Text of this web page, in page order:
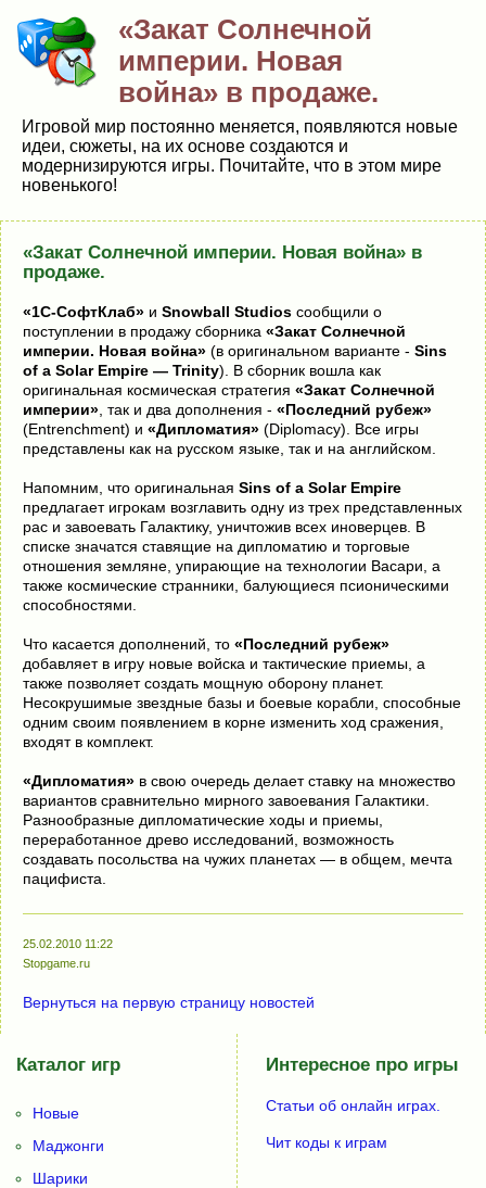
«Закат Солнечной
империи. Новая
война» в продаже.
Игровой мир постоянно меняется, появляются новые
идеи, сюжеты, на их основе создаются и
модернизируются игры. Почитайте, что в этом мире
новенького!
«Закат Солнечной империи. Новая война» в
продаже.
«1С-СофтКлаб» и Snowball Studios сообщили о
поступлении в продажу сборника «Закат Солнечной
империи. Новая война» (в оригинальном варианте - Sins
of a Solar Empire — Trinity). В сборник вошла как
оригинальная космическая стратегия «Закат Солнечной
империи» , так и два дополнения - «Последний рубеж»
(Entrenchment) и «Дипломатия» (Diplomacy). Все игры
представлены как на русском языке, так и на английском.
Напомним, что оригинальная Sins of a Solar Empire
предлагает игрокам возглавить одну из трех представленных
рас и завоевать Галактику, уничтожив всех иноверцев. В
списке значатся ставящие на дипломатию и торговые
отношения земляне, упирающие на технологии Васари, а
также космические странники, балующиеся псионическими
способностями.
Что касается дополнений, то «Последний рубеж»
добавляет в игру новые войска и тактические приемы, а
также позволяет создать мощную оборону планет.
Несокрушимые звездные базы и боевые корабли, способные
одним своим появлением в корне изменить ход сражения,
входят в комплект.
«Дипломатия» в свою очередь делает ставку на множество
вариантов сравнительно мирного завоевания Галактики.
Разнообразные дипломатические ходы и приемы,
переработанное древо исследований, возможность
создавать посольства на чужих планетах — в общем, мечта
пацифиста.
25.02.2010 11:22
Stopgame.ru
Вернуться на первую страницу новостей
Каталог игр
Новые
Маджонги
Шарики
Интересное про игры
Статьи об онлайн играх.
Чит коды к играм